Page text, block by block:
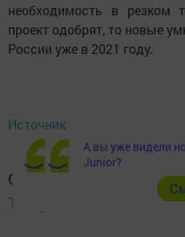
необходимость в резком
проект одобрят, то новые
России уже в 2021 году.
Источник
Следите за самым
Telegram-канале
А вы уже видели
Junior?